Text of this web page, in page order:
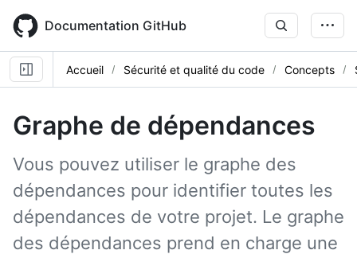
main
content
Documentation GitHub
Accueil Sécurité et qualité du code Concepts
Graphe de dépendances
Vous pouvez utiliser le graphe des
dépendances pour identifier toutes les
dépendances de votre projet. Le graphe
des dépendances prend en charge une